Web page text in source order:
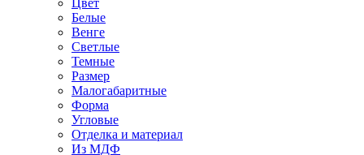
Цвет
Белые
Венге
Светлые
Темные
Размер
Малогабаритные
Форма
Угловые
Отделка и материал
Из МДФ